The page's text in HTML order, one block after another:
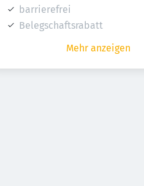
barrierefrei
Belegschaftsrabatt
Mehr anzeigen